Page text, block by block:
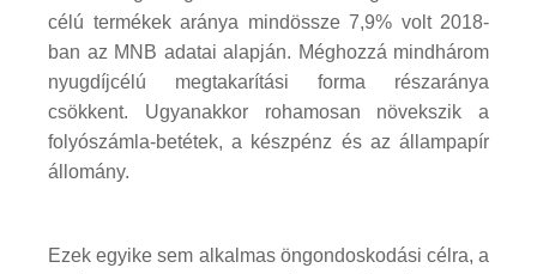
célú termékek aránya mindössze 7,9% volt 2018-
ban az MNB adatai alapján. Méghozzá mindhárom
nyugdíjcélú megtakarítási forma részaránya
csökkent. Ugyanakkor rohamosan növekszik a
folyószámla-betétek, a készpénz és az állampapír
állomány.
Ezek egyike sem alkalmas öngondoskodási célra, a